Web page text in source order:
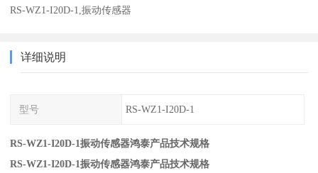
RS-WZ1-I20D-1,振动传感器
详细说明
型号 RS-WZ1-I20D-1
RS-WZ1-I20D-1振动传感器鸿泰产品技术规格
RS-WZ1-I20D-1振动传感器鸿泰产品技术规格